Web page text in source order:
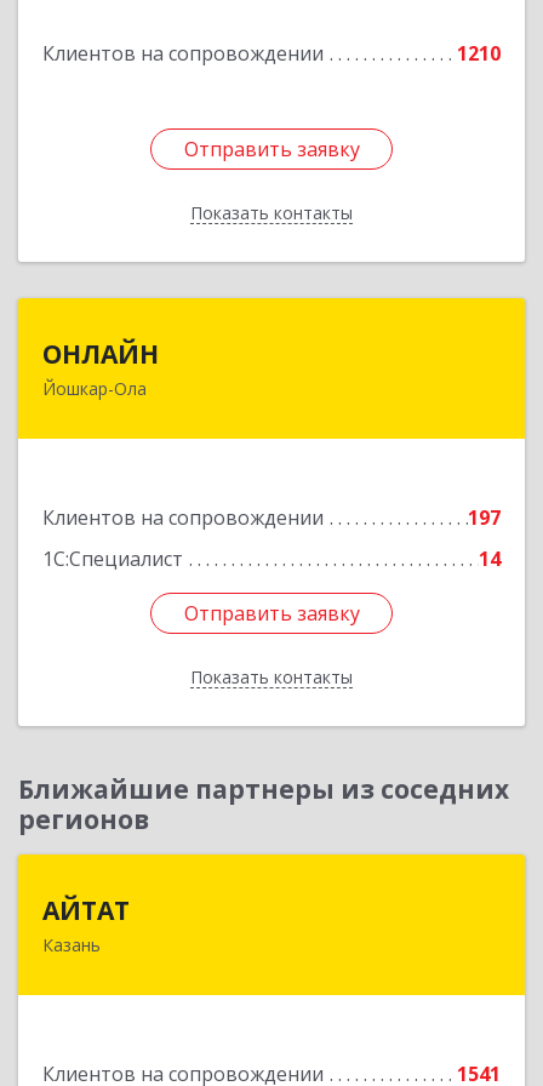
Клиентов на сопровождении 1210
Отправить заявку
Показать контакты
Отправить заявку
Назад
ОНЛАЙН
Йошкар-Ола
Клиентов на сопровождении
197
1С:Специалист
14
Отправить заявку
Показать контакты
424000, Марий Эл Респ, Йошкар-Ола г,
Отправить заявку
Назад
Ближайшие партнеры из соседних
регионов
АЙТАТ
Казань
Клиентов на сопровождении 1541
Подробнее